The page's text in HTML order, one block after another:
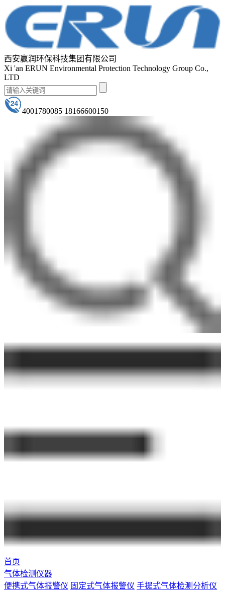
西安赢润环保科技集团有限公司
Xi 'an ERUN Environmental Protection Technology Group Co.,
LTD
4001780085 18166600150
首页
气体检测仪器
便携式气体报警仪 固定式气体报警仪 手提式气体检测分析仪